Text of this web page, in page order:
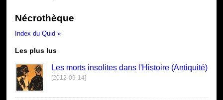
Nécrothèque
Index du Quid »
Les plus lus
Les morts insolites dans l'Histoire (Antiquité)
[2012-09-14]